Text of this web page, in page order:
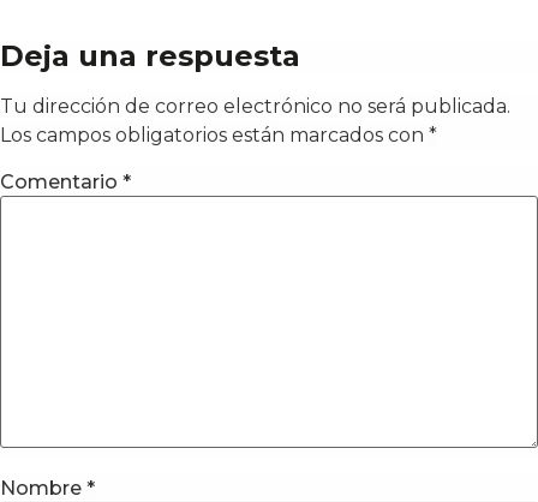
Deja una respuesta
Tu dirección de correo electrónico no será publicada.
Los campos obligatorios están marcados con *
Comentario *
Nombre *